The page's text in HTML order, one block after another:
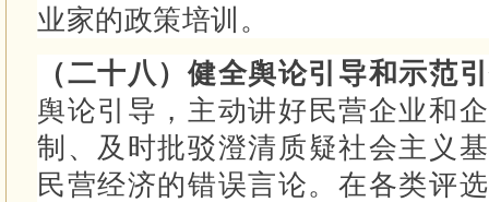
业家的政策培训。
（二十八）健全舆论引导和示范
舆论引导，主动讲好民营企业和
制、及时批驳澄清质疑社会主义
民营经济的错误言论。在各类评